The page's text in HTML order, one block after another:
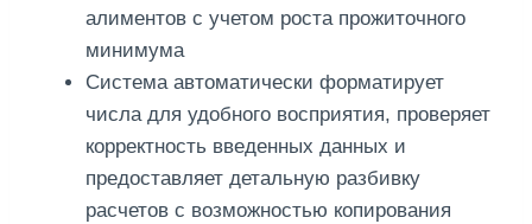
алиментов с учетом роста прожиточного
минимума
Система автоматически форматирует
числа для удобного восприятия, проверяет
корректность введенных данных и
предоставляет детальную разбивку
расчетов с возможностью копирования